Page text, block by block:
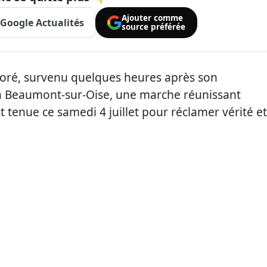
Google Actualités
Ajouter comme
source préférée
survenu quelques heures après son
sur-Oise, une marche réunissant
tenue ce samedi 4 juillet pour réclamer vérité et